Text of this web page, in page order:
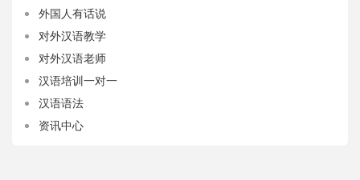
外国人有话说
对外汉语教学
对外汉语老师
汉语培训一对一
汉语语法
资讯中心